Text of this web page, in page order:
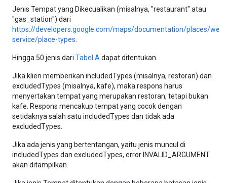
Jenis Tempat yang Dikecualikan (misalnya, "restaurant" atau
"gas_station") dari
https://developers.google.com/maps/documentation/places/web-
service/place-types
Hingga 50 jenis dari Tabel A dapat ditentukan.
Jika klien memberikan includedTypes (misalnya, restoran) dan
excludedTypes (misalnya, kafe), maka respons harus
menyertakan tempat yang merupakan restoran, tetapi bukan
kafe. Respons mencakup tempat yang cocok dengan
setidaknya salah satu includedTypes dan tidak ada
excludedTypes.
Jika ada jenis yang bertentangan, yaitu jenis muncul di
includedTypes dan excludedTypes, error INVALID_ARGUMENT
akan ditampilkan.